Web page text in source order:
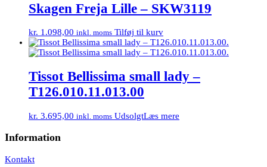
Skagen Freja Lille – SKW3119
kr. 1.098,00 inkl. moms Tilføj til kurv
Tissot Bellissima small lady –
T126.010.11.013.00
kr. 3.695,00 inkl. moms UdsolgtLæs mere
Information
Kontakt